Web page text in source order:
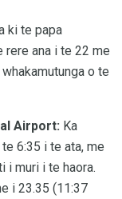
ki te papa
rere ana i te 22 me
o te
Airport: Ka
6:35 i te ata, me
i muri i te haora.
i 23.35 (11:37